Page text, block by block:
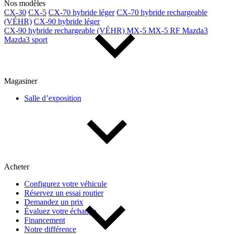
Nos modèles
CX-30 CX-5 CX-70 hybride léger CX-70 hybride rechargeable
(VÉHR) CX-90 hybride léger
CX-90 hybride rechargeable (VÉHR) MX-5 MX-5 RF Mazda3
Mazda3 sport
Magasiner
Salle d’exposition
Acheter
Configurez votre véhicule
Réservez un essai routier
Demandez un prix
Évaluez votre échange
Financement
Notre différence